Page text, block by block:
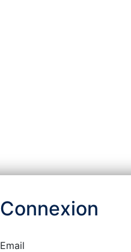
Connexion
Email